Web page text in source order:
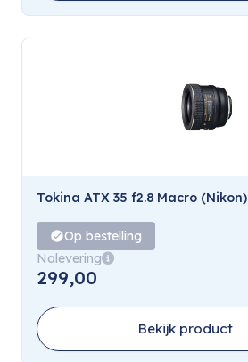
Tokina ATX 35 f2.8 Macro (Nikon)
Op bestelling
Nalevering
299,00
Bekijk product